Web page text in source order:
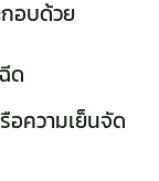
อบด้วย
ด
ความเย็นจัด